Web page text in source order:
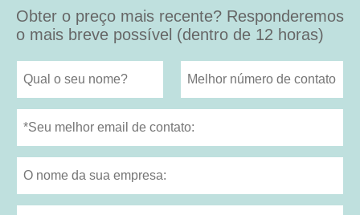
Obter o preço mais recente? Responderemos
o mais breve possível (dentro de 12 horas)